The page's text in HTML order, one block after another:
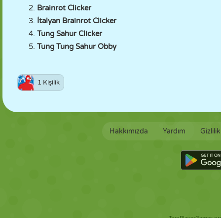
Brainrot Clicker
İtalyan Brainrot Clicker
Tung Sahur Clicker
Tung Tung Sahur Obby
1 Kişilik
Hakkımızda Yardım